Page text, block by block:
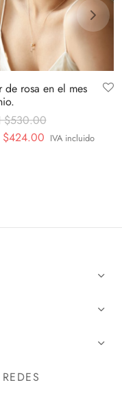
de rosa en el mes
$530.00
$424.00 Current
IVA incluido